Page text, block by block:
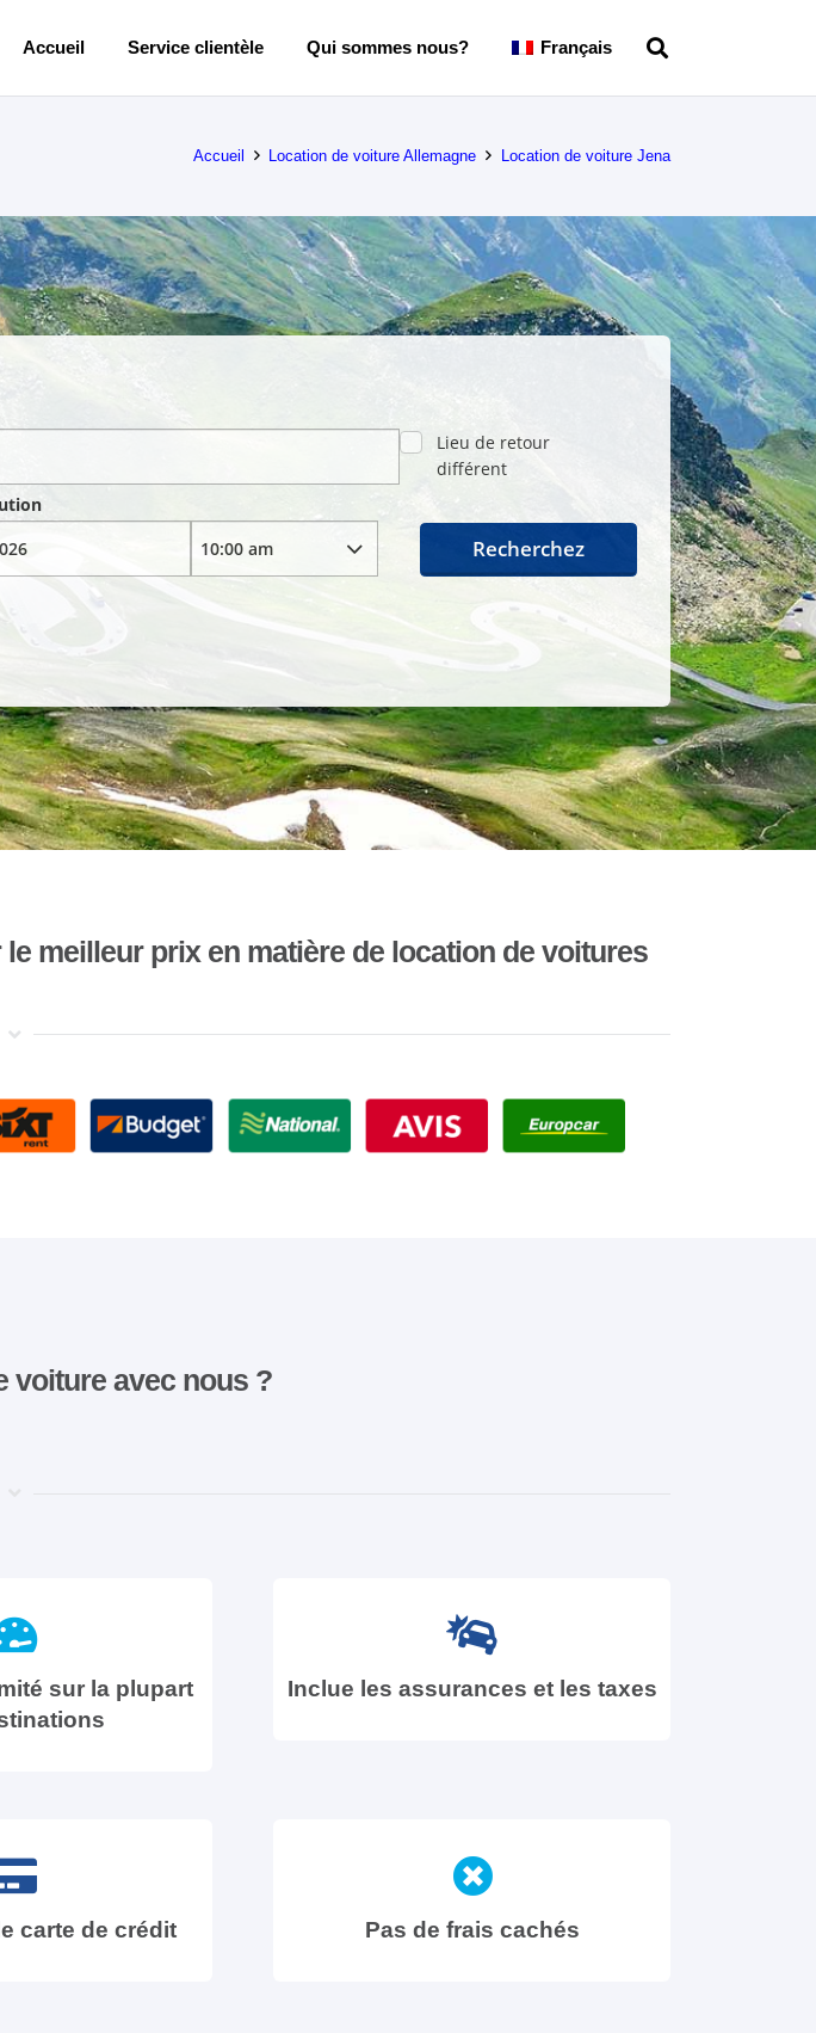
Accueil Service clientèle Qui sommes nous? Français
Accueil Location de voiture Allemagne Location de voiture Jena
Lieu de retour
différent
Recherchez
meilleur prix en matière de location de voitures
voiture avec nous ?
sur la plupart
Inclue les assurances et les taxes
carte de crédit Pas de frais cachés